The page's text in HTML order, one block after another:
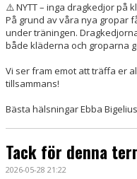
⚠️ NYTT – inga dragkedjor på
På grund av våra nya gropar
under träningen.
både kläderna och groparna
Vi ser fram emot att träffa er
tillsammans!
Bästa hälsningar Ebba Bigelius
Tack för denna
2026-05-28 21:22